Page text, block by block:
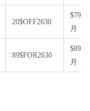
20$OFF2630
$79/
月
89$FOR2630
$89/
月